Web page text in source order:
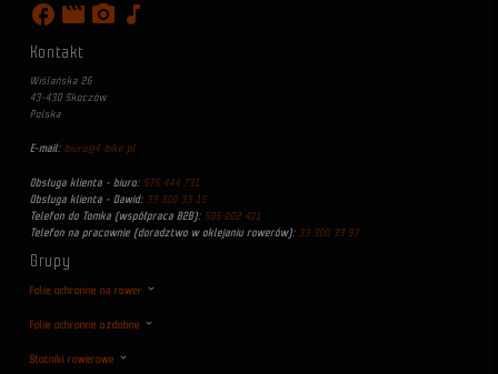
facebook movie photo_camera music_note
Kontakt
Wiślańska 26
43-430 Skoczów
Polska
E-mail: biuro@4-bike.pl
Obsługa klienta - biuro: 575 444 731
Obsługa klienta - Dawid: 33 300 33 15
Telefon do Tomka (współpraca B2B): 505 002 401
Telefon na pracownie (doradztwo w oklejaniu rowerów): 33 300 33 97
Grupy
Folie ochronne na rower
Folie ochronne ozdobne
Błotniki rowerowe